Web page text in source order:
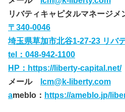
リバティキャピタルマネージメ
〒340-0046
埼玉県草加市北谷1-27-23 リバ
tel： 048-942-1100
HP： https://liberty-capital.net/
メール
lcm@k-liberty.com
ameblo： https://ameblo.jp/